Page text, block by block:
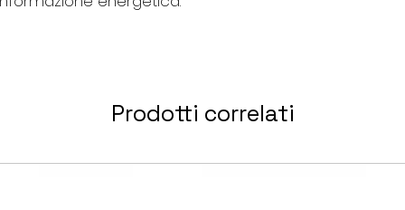
Prodotti correlati